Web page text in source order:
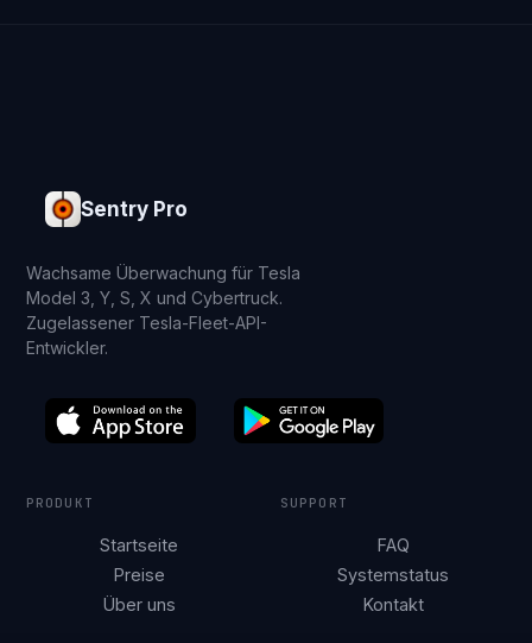
Sentry Pro
Wachsame Überwachung für Tesla
Model 3, Y, S, X und Cybertruck.
Zugelassener Tesla-Fleet-API-
Entwickler.
PRODUKT
Startseite
Preise
Über uns
SUPPORT
FAQ
Systemstatus
Kontakt